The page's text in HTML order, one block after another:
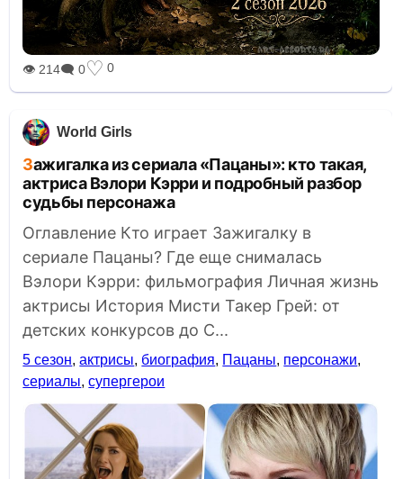
👁 214🗨 0♡ 0
World Girls
Зажигалка из сериала «Пацаны»: кто такая,
актриса Вэлори Кэрри и подробный разбор
судьбы персонажа
Оглавление Кто играет Зажигалку в
сериале Пацаны? Где еще снималась
Вэлори Кэрри: фильмография Личная жизнь
актрисы История Мисти Такер Грей: от
детских конкурсов до С...
5 сезон,актрисы, биография, Пацаны, персонажи,
сериалы,супергерои